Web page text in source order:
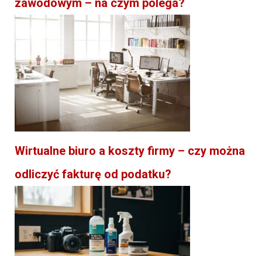
zawodowym – na czym polega?
Wirtualne biuro a koszty firmy – czy można
odliczyć fakturę od podatku?